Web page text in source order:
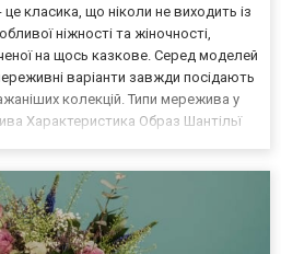
класика, що ніколи не виходить із
ніжності та жіночності,
на щось казкове. Серед моделей
варіанти завжди посідають
колекцій. Типи мережива у
Характеристика Образ Шантільї